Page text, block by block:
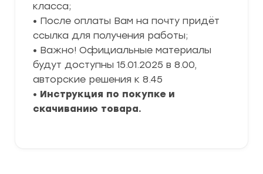
класса;
• После оплаты Вам на почту придёт
ссылка для получения работы;
• Важно! Официальные материалы
будут доступны 15.01.2025 в 8.00,
авторские решения к 8.45
• Инструкция по покупке и
скачиванию товара.